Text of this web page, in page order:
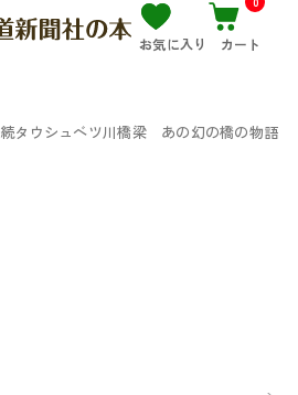
お気に入り カート
続タウシュベツ川橋梁 あの幻の橋の物語